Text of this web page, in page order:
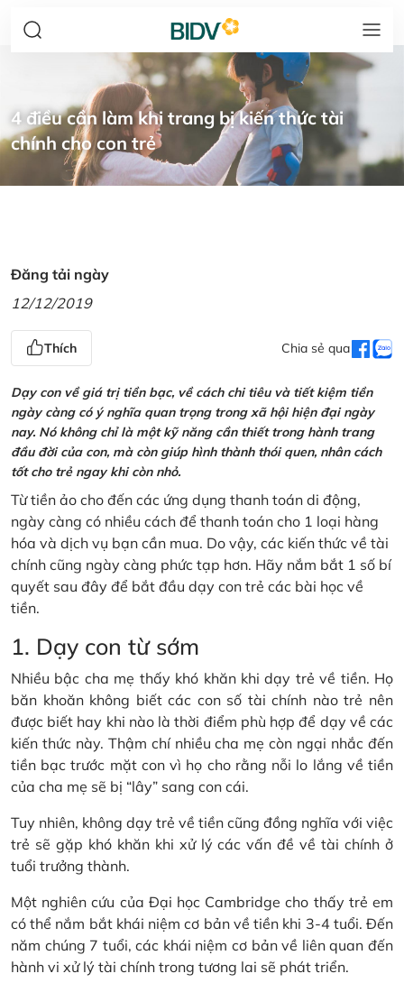
4 điều cần làm khi trang bị kiến thức tài
chính cho con trẻ
Đăng tải ngày
12/12/2019
Thích Chia sẻ qua
Dạy con về giá trị tiền bạc, về cách chi tiêu và tiết kiệm tiền
ngày càng có ý nghĩa quan trọng trong xã hội hiện đại ngày
nay. Nó không chỉ là một kỹ năng cần thiết trong hành trang
đầu đời của con, mà còn giúp hình thành thói quen, nhân cách
tốt cho trẻ ngay khi còn nhỏ.
Từ tiền ảo cho đến các ứng dụng thanh toán di động,
ngày càng có nhiều cách để thanh toán cho 1 loại hàng
hóa và dịch vụ bạn cần mua. Do vậy, các kiến thức về tài
chính cũng ngày càng phức tạp hơn. Hãy nắm bắt 1 số bí
quyết sau đây để bắt đầu dạy con trẻ các bài học về
tiền.
1. Dạy con từ sớm
Nhiều bậc cha mẹ thấy khó khăn khi dạy trẻ về tiền. Họ
băn khoăn không biết các con số tài chính nào trẻ nên
được biết hay khi nào là thời điểm phù hợp để dạy về các
kiến thức này. Thậm chí nhiều cha mẹ còn ngại nhắc đến
tiền bạc trước mặt con vì họ cho rằng nỗi lo lắng về tiền
của cha mẹ sẽ bị “lây” sang con cái.
Tuy nhiên, không dạy trẻ về tiền cũng đồng nghĩa với việc
trẻ sẽ gặp khó khăn khi xử lý các vấn đề về tài chính ở
tuổi trưởng thành.
Một nghiên cứu của Đại học Cambridge cho thấy trẻ em
có thể nắm bắt khái niệm cơ bản về tiền khi 3-4 tuổi. Đến
năm chúng 7 tuổi, các khái niệm cơ bản về liên quan đến
hành vi xử lý tài chính trong tương lai sẽ phát triển.